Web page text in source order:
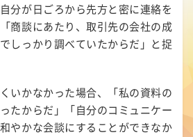
分が日ごろから先方と密に連絡を
商談にあたり、取引先の会社の成
しっかり調べていたからだ」と捉
いかなかった場合、「私の資料の
たからだ」「自分のコミュニケー
やかな会談にすることができなか